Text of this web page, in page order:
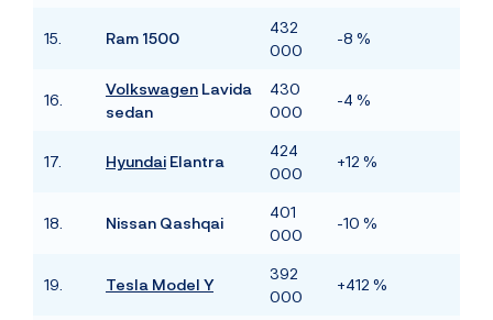
15. Ram 1500
432
000
-8 %
16.
Volkswagen Lavida
sedan
430
000
-4 %
17. Hyundai Elantra
424
000
+12 %
18. Nissan Qashqai
401
000
-10 %
19. Tesla Model Y
392
000
+412 %